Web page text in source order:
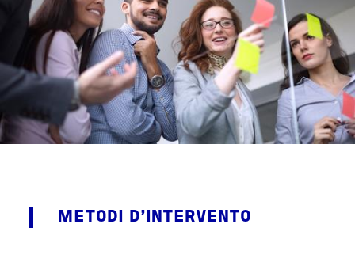
METODI D'INTERVENTO